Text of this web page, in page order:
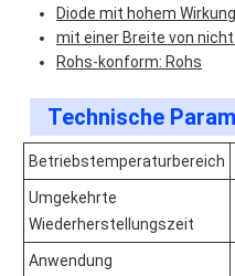
Diode mit hohem
mit einer Breite von
Rohs-konform: Rohs
Technische
Betriebstemperaturbereich
Umgekehrte
Wiederherstellungszeit
Anwendung